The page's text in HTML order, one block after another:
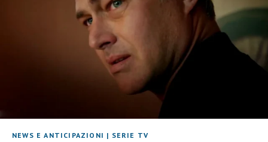
NEWS E ANTICIPAZIONI | SERIE TV